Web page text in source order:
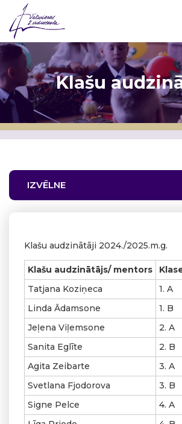
Klašu
IZVĒLNE
Klašu audzinātāji 2024./2025.m.g.
Klašu audzinātājs/ mentors
Tatjana Koziņeca
1. A
Linda Ādamsone
1. B
Jeļena Viļemsone
2. A
Sanita Eglīte
2. B
Agita Zeibarte
3. A
Svetlana Fjodorova
3. B
Signe Pelce
4. A